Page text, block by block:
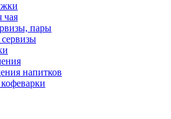
чая
пары
напитков